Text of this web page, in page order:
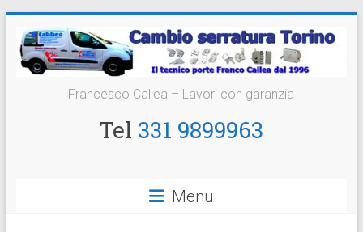
contenuto
Cambio
Serratura
Francesco Callea – Lavori con garanzia
Tel 331 9899963
Menu